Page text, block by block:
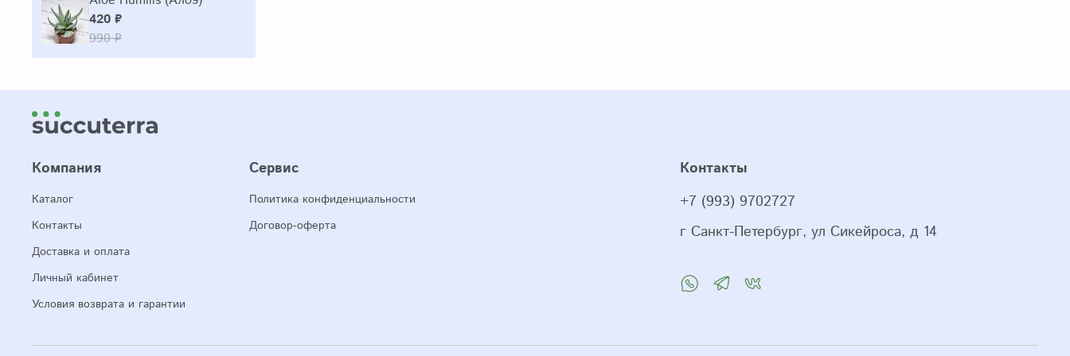
420 ₽
990 ₽
Компания
Каталог
Контакты
Доставка и оплата
Личный кабинет
Условия возврата и гарантии
Сервис
Политика конфиденциальности
Договор-оферта
Контакты
+7 (993) 9702727
г Санкт-Петербург, ул Сикейроса, д 14